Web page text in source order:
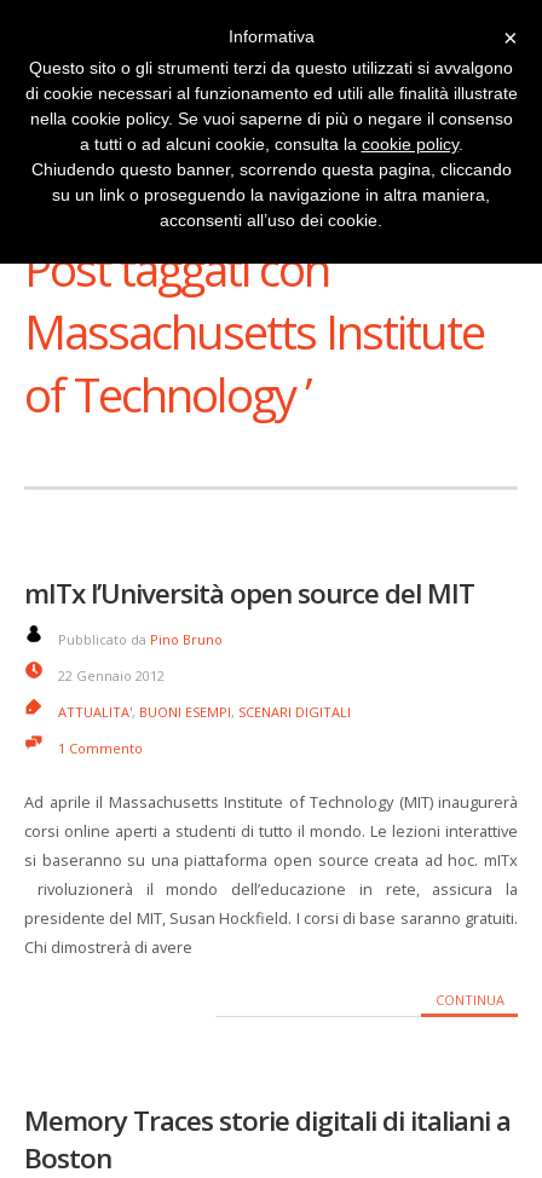
Stai Visualizzando
Post taggati con ‘
Massachusetts Institute
of Technology ’
mITx l’Università open source del MIT
Pubblicato da Pino Bruno
22 Gennaio 2012
ATTUALITA', BUONI ESEMPI, SCENARI DIGITALI
1 Commento
Ad aprile il Massachusetts Institute of Technology (MIT) inaugurerà
corsi online aperti a studenti di tutto il mondo. Le lezioni interattive
si baseranno su una piattaforma open source creata ad hoc. mITx
rivoluzionerà il mondo dell’educazione in rete, assicura la
presidente del MIT, Susan Hockfield. I corsi di base saranno gratuiti.
Chi dimostrerà di avere
CONTINUA
Memory Traces storie digitali di italiani a
Boston
×
Informativa
Questo sito o gli strumenti terzi da questo utilizzati si avvalgono
di cookie necessari al funzionamento ed utili alle finalità illustrate
nella cookie policy. Se vuoi saperne di più o negare il consenso
a tutti o ad alcuni cookie, consulta la cookie policy.
Chiudendo questo banner, scorrendo questa pagina, cliccando
su un link o proseguendo la navigazione in altra maniera,
acconsenti all’uso dei cookie.